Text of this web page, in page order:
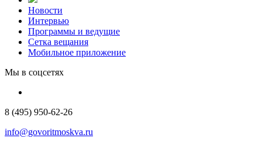
Новости
Интервью
Программы и ведущие
Сетка вещания
Мобильное приложение
Мы в соцсетях
8 (495) 950-62-26
info@govoritmoskva.ru